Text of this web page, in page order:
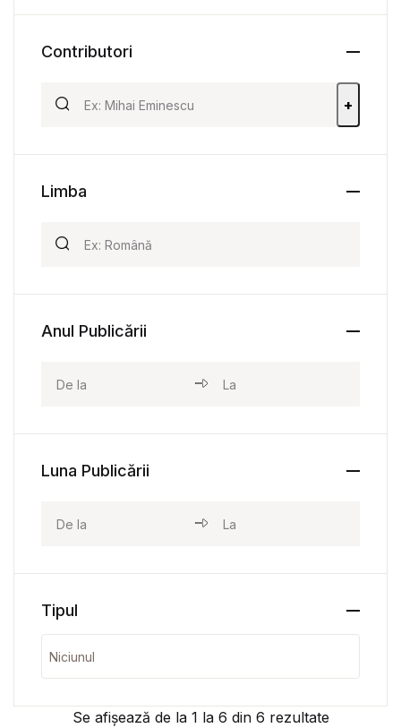
Se afișează de la 1 la 6 din 6 rezultate
Contributori
+
Limba
Anul Publicării
Luna Publicării
Tipul